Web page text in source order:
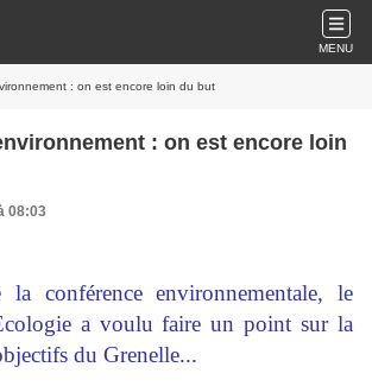
MENU
: on est encore loin du but
: on est encore loin
08:03
conférence environnementale, le
a voulu faire un point sur la
du Grenelle...